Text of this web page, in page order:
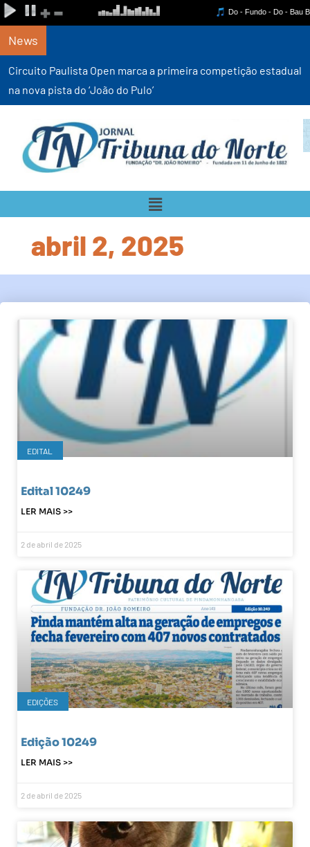
News
Circuito Paulista Open marca a primeira competição estadual
na nova pista do ‘João do Pulo’
abril 2, 2025
EDITAL
Edital 10249
LER MAIS >>
2 de abril de 2025
EDIÇÕES
Edição 10249
LER MAIS >>
2 de abril de 2025